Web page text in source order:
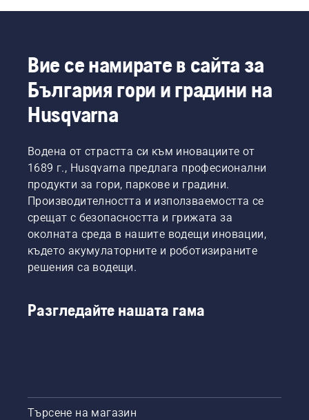
Вие се намирате в сайта за
България гори и градини на
Husqvarna
Водена от страстта си към иновациите от
1689 г., Husqvarna предлага професионални
продукти за гори, паркове и градини.
Производителността и използваемостта се
срещат с безопасността и грижата за
околната среда в нашите водещи иновации,
където акумулаторните и роботизираните
решения са водещи.
Разгледайте нашата гама
Търсене на магазин